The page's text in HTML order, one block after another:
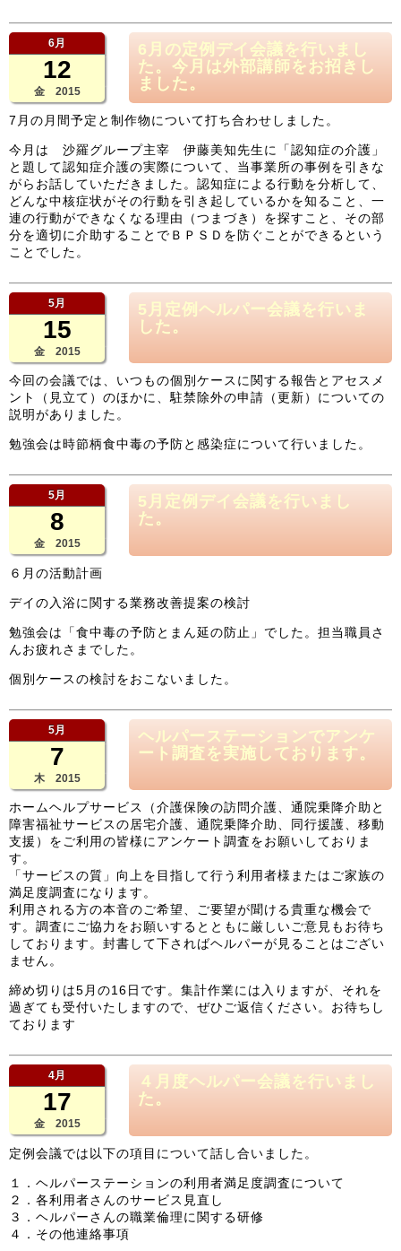
6月
12
金 2015
6月の定例デイ会議を行いまし
た。今月は外部講師をお招きし
ました。
7月の月間予定と制作物について打ち合わせしました。
今月は 沙羅グループ主宰 伊藤美知先生に「認知症の介護」
と題して認知症介護の実際について、当事業所の事例を引きな
がらお話していただきました。認知症による行動を分析して、
どんな中核症状がその行動を引き起しているかを知ること、一
連の行動ができなくなる理由（つまづき）を探すこと、その部
分を適切に介助することでＢＰＳＤを防ぐことができるという
ことでした。
5月
15
金 2015
5月定例ヘルパー会議を行いま
した。
今回の会議では、いつもの個別ケースに関する報告とアセスメ
ント（見立て）のほかに、駐禁除外の申請（更新）についての
説明がありました。
勉強会は時節柄食中毒の予防と感染症について行いました。
5月
8
金 2015
5月定例デイ会議を行いまし
た。
６月の活動計画
デイの入浴に関する業務改善提案の検討
勉強会は「食中毒の予防とまん延の防止」でした。担当職員さ
んお疲れさまでした。
個別ケースの検討をおこないました。
5月
7
木 2015
ヘルパーステーションでアンケ
ート調査を実施しております。
ホームヘルプサービス（介護保険の訪問介護、通院乗降介助と
障害福祉サービスの居宅介護、通院乗降介助、同行援護、移動
支援）をご利用の皆様にアンケート調査をお願いしておりま
す。
「サービスの質」向上を目指して行う利用者様またはご家族の
満足度調査になります。
利用される方の本音のご希望、ご要望が聞ける貴重な機会で
す。調査にご協力をお願いするとともに厳しいご意見もお待ち
しております。封書して下さればヘルパーが見ることはござい
ません。
締め切りは5月の16日です。集計作業には入りますが、それを
過ぎても受付いたしますので、ぜひご返信ください。お待ちし
ております
4月
17
金 2015
４月度ヘルパー会議を行いまし
た。
定例会議では以下の項目について話し合いました。
１．ヘルパーステーションの利用者満足度調査について
２．各利用者さんのサービス見直し
３．ヘルパーさんの職業倫理に関する研修
４．その他連絡事項